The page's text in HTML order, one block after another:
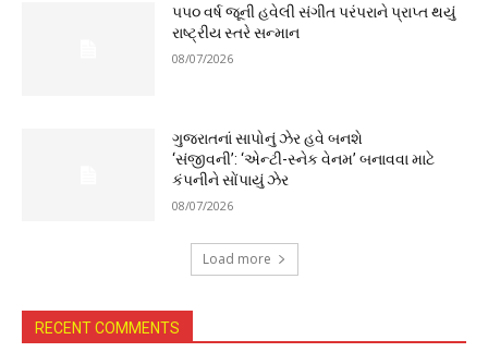
૫૫૦ વર્ષ જૂની હવેલી સંગીત પરંપરાને પ્રાપ્ત થયું
રાષ્ટ્રીય સ્તરે સન્માન
08/07/2026
ગુજરાતનાં સાપોનું ઝેર હવે બનશે
‘સંજીવની’: ‘એન્ટી-સ્નેક વેનમ’ બનાવવા માટે
કંપનીને સોંપાયું ઝેર
08/07/2026
Load more
RECENT COMMENTS